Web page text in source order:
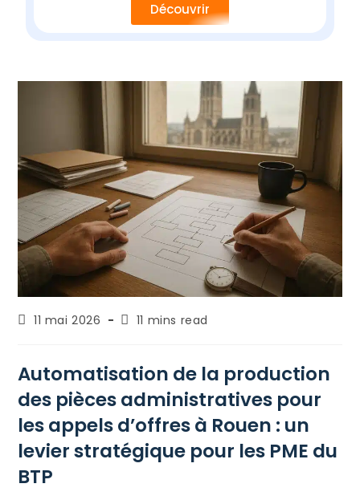
Découvrir
11 mai 2026 11 mins read
Automatisation de la production
des pièces administratives pour
les appels d’offres à Rouen : un
levier stratégique pour les PME du
BTP